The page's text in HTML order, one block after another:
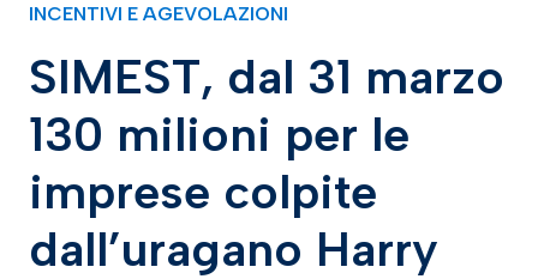
INCENTIVI E AGEVOLAZIONI
SIMEST, dal 31 marzo
130 milioni per le
imprese colpite
dall’uragano Harry